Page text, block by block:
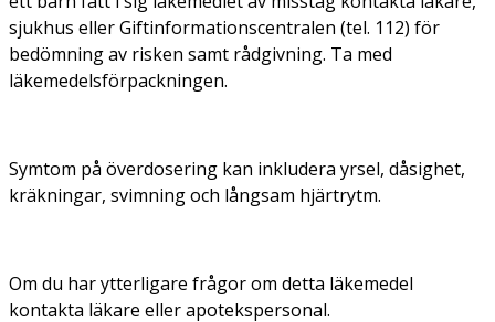
sjukhus eller Giftinformationscentralen (tel. 112) för
bedömning av risken samt rådgivning. Ta med
läkemedelsförpackningen.
Symtom på överdosering kan inkludera yrsel, dåsighet,
kräkningar, svimning och långsam hjärtrytm.
Om du har ytterligare frågor om detta läkemedel
kontakta läkare eller apotekspersonal.